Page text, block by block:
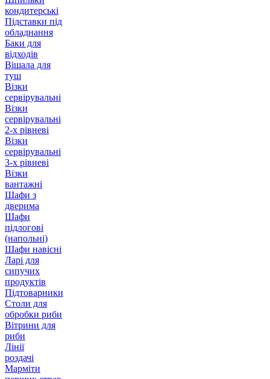
кондитерські
Підставки під
обладнання
Баки для
відходів
Вішала для
туш
Візки
сервірувальні
Візки
сервірувальні
2-х рівневі
Візки
сервірувальні
3-х рівневі
Візки
вантажні
Шафи з
дверима
Шафи
підлогові
(напольні)
Шафи навісні
Ларі для
сипучих
продуктів
Підтоварники
Столи для
обробки риби
Вітрини для
риби
Лінії
роздачі
Марміти